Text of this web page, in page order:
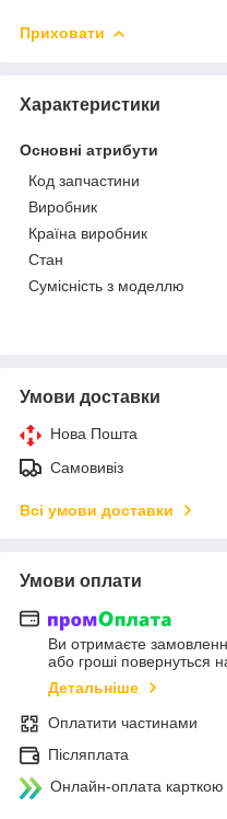
Приховати
Характеристики
Основні атрибути
Код запчастини
Виробник
Країна виробник
Стан
Сумісність з моделлю
Умови доставки
Нова Пошта
Самовивіз
Всі умови доставки
Умови оплати
Ви отримаєте
або гроші повернуться
Детальніше
Оплатити частинами
Післяплата
Онлайн-оплата